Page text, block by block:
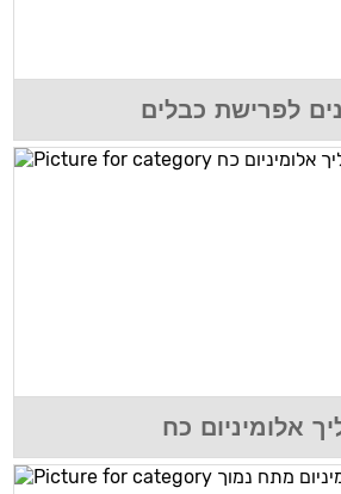
לפרישת כבלים
אלומיניום כח